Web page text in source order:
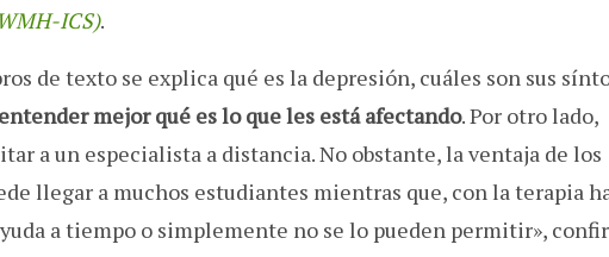
ICS).
de texto se explica qué es la depresión, cuáles son sus
mejor qué es lo que les está afectando. Por otro lado,
a un especialista a distancia. No obstante, la ventaja de los
llegar a muchos estudiantes mientras que, con la terapia
a tiempo o simplemente no se lo pueden permitir»,